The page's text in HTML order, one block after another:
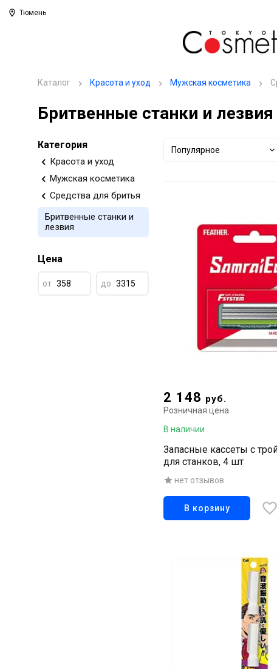
Тюмень
Каталог Красота и уход Мужская косметика
Бритвенные станки и лезвия
Категория
Красота и уход
Мужская косметика
Средства для бритья
Бритвенные станки и
лезвия
Цена
от до
Популярное
2 148 руб.
Розничная цена
В наличии
Запасные кассеты с
для станков, 4 шт
нет отзывов
В корзину